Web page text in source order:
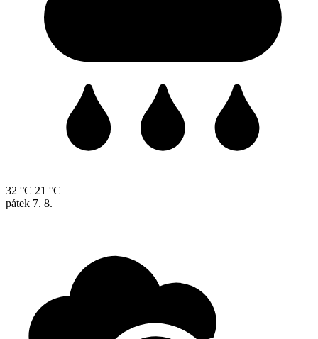
32 °C 21 °C
pátek 7. 8.